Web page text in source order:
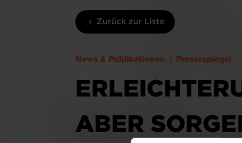
Zurück zur Liste
News & Publikationen Pressespiegel
ABER